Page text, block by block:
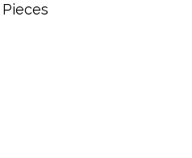
Pieces